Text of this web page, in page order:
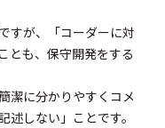
すが、「コーダーに対
とも、保守開発をする
潔に分かりやすくコメ
しない」ことです。